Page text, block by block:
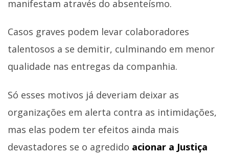
manifestam através do absenteísmo.
Casos graves podem levar colaboradores
talentosos a se demitir, culminando em menor
qualidade nas entregas da companhia.
Só esses motivos já deveriam deixar as
organizações em alerta contra as intimidações,
mas elas podem ter efeitos ainda mais
devastadores se o agredido acionar a Justiça